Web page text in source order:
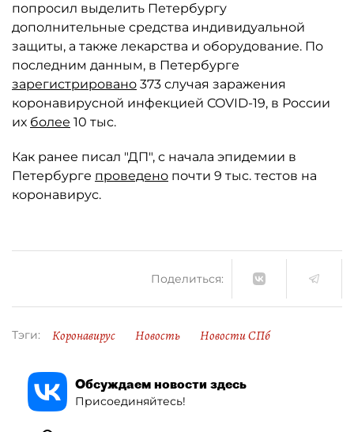
попросил выделить Петербургу
дополнительные средства индивидуальной
защиты, а также лекарства и оборудование. По
последним данным, в Петербурге
зарегистрировано 373 случая заражения
коронавирусной инфекцией COVID-19, в России
их более 10 тыс.
Как ранее писал "ДП", с начала эпидемии в
Петербурге проведено почти 9 тыс. тестов на
коронавирус.
Поделиться:
Тэги: Коронавирус Новость Новости СПб
Обсуждаем новости здесь
Присоединяйтесь!